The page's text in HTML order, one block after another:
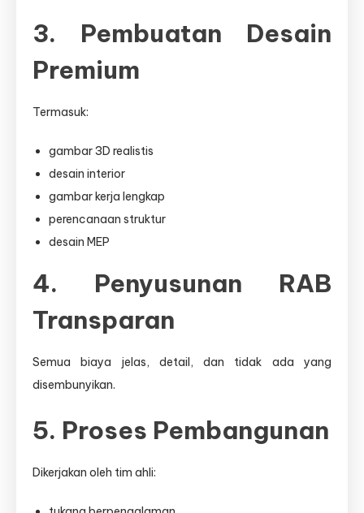
3. Pembuatan Desain
Premium
Termasuk:
gambar 3D realistis
desain interior
gambar kerja lengkap
perencanaan struktur
desain MEP
4. Penyusunan RAB
Transparan
Semua biaya jelas, detail, dan tidak ada yang
disembunyikan.
5. Proses Pembangunan
Dikerjakan oleh tim ahli: